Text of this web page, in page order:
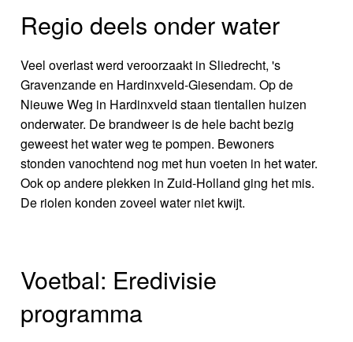
Regio deels onder water
Veel overlast werd veroorzaakt in Sliedrecht, 's
Gravenzande en Hardinxveld-Giesendam. Op de
Nieuwe Weg in Hardinxveld staan tientallen huizen
onderwater. De brandweer is de hele bacht bezig
geweest het water weg te pompen. Bewoners
stonden vanochtend nog met hun voeten in het water.
Ook op andere plekken in Zuid-Holland ging het mis.
De riolen konden zoveel water niet kwijt.
Voetbal: Eredivisie
programma